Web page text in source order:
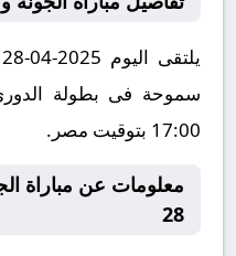
سموحة فى بطولة
17:00 بتوقيت مصر.
28